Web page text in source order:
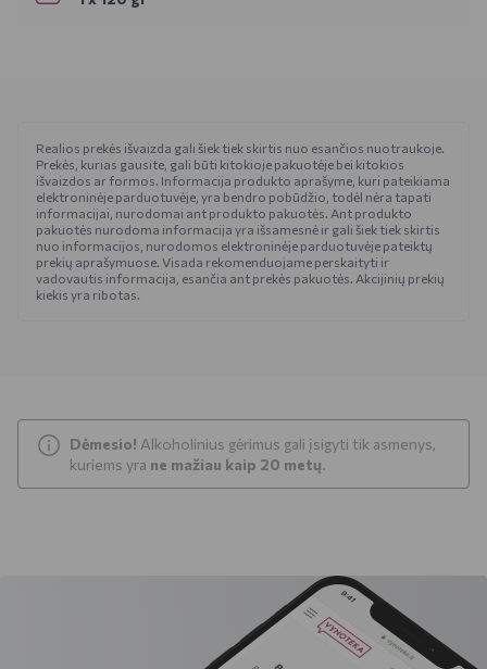
Realios prekės išvaizda gali šiek tiek skirtis nuo esančios nuotraukoje.
Prekės, kurias gausite, gali būti kitokioje pakuotėje bei kitokios
išvaizdos ar formos. Informacija produkto aprašyme, kuri pateikiama
elektroninėje parduotuvėje, yra bendro pobūdžio, todėl nėra tapati
informacijai, nurodomai ant produkto pakuotės. Ant produkto
pakuotės nurodoma informacija yra išsamesnė ir gali šiek tiek skirtis
nuo informacijos, nurodomos elektroninėje parduotuvėje pateiktų
prekių aprašymuose. Visada rekomenduojame perskaityti ir
vadovautis informacija, esančia ant prekės pakuotės. Akcijinių prekių
kiekis yra ribotas.
Dėmesio! Alkoholinius gėrimus gali įsigyti tik asmenys,
kuriems yra ne mažiau kaip 20 metų.